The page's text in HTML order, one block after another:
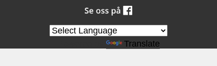
Translate